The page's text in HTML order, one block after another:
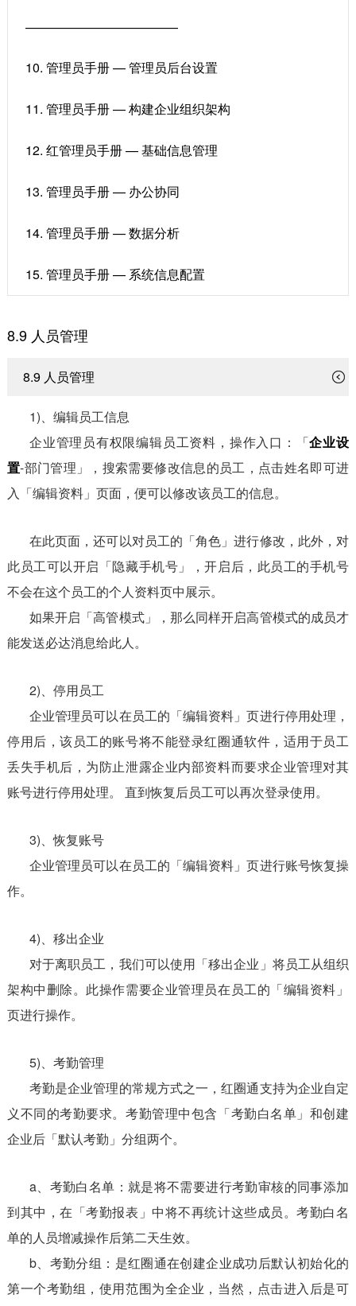
————————————
10. 管理员手册 — 管理员后台设置
11. 管理员手册 — 构建企业组织架构
12. 红管理员手册 — 基础信息管理
13. 管理员手册 — 办公协同
14. 管理员手册 — 数据分析
15. 管理员手册 — 系统信息配置
8.9 人员管理
8.9 人员管理
1)、编辑员工信息
企业管理员有权限编辑员工资料，操作入口：「企业设
置-部门管理」，搜索需要修改信息的员工，点击姓名即可进
入「编辑资料」页面，便可以修改该员工的信息。
在此页面，还可以对员工的「角色」进行修改，此外，对
此员工可以开启「隐藏手机号」，开启后，此员工的手机号
不会在这个员工的个人资料页中展示。
如果开启「高管模式」，那么同样开启高管模式的成员才
能发送必达消息给此人。
2)、停用员工
企业管理员可以在员工的「编辑资料」页进行停用处理，
停用后，该员工的账号将不能登录红圈通软件，适用于员工
丢失手机后，为防止泄露企业内部资料而要求企业管理对其
账号进行停用处理。 直到恢复后员工可以再次登录使用。
3)、恢复账号
企业管理员可以在员工的「编辑资料」页进行账号恢复操
作。
4)、移出企业
对于离职员工，我们可以使用「移出企业」将员工从组织
架构中删除。此操作需要企业管理员在员工的「编辑资料」
页进行操作。
5)、考勤管理
考勤是企业管理的常规方式之一，红圈通支持为企业自定
义不同的考勤要求。考勤管理中包含「考勤白名单」和创建
企业后「默认考勤」分组两个。
a、考勤白名单：就是将不需要进行考勤审核的同事添加
到其中，在「考勤报表」中将不再统计这些成员。考勤白名
单的人员增减操作后第二天生效。
b、考勤分组：是红圈通在创建企业成功后默认初始化的
第一个考勤组，使用范围为全企业，当然，点击进入后是可